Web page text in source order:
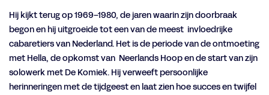
Hij kijkt terug op 1969–1980, de jaren waarin zijn doorbraak
begon en hij uitgroeide tot een van de meest invloedrijke
cabaretiers van Nederland. Het is de periode van de ontmoeting
met Hella, de opkomst van Neerlands Hoop en de start van zijn
solowerk met De Komiek. Hij verweeft persoonlijke
herinneringen met de tijdgeest en laat zien hoe succes en twijfel